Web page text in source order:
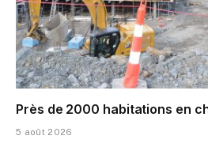
Près de 2000 habitations en
5 août 2026